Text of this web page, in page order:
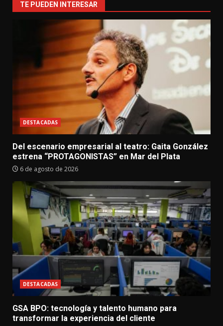
TE PUEDEN INTERESAR
DESTACADAS
Del escenario empresarial al teatro: Gaita González
estrena “PROTAGONISTAS” en Mar del Plata
6 de agosto de 2026
DESTACADAS
GSA BPO: tecnología y talento humano para
transformar la experiencia del cliente